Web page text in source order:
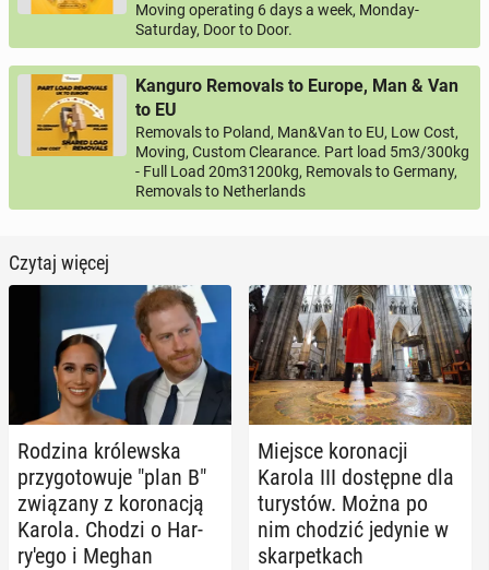
Moving operating 6 days a week, Monday-
Saturday, Door to Door.
Kanguro Removals to Europe, Man & Van
to EU
Removals to Poland, Man&Van to EU, Low Cost,
Moving, Custom Clearance. Part load 5m3/300kg
- Full Load 20m31200kg, Removals to Germany,
Removals to Netherlands
Czytaj więcej
Rodzina kró­lew­ska
przy­go­to­wu­je "plan B"
zwią­za­ny z ko­ro­na­cją
Karola. Chodzi o Har­
ry­'e­go i Meghan
Miejsce ko­ro­na­cji
Karola III do­stęp­ne dla
tu­ry­stów. Można po
nim chodzić jedynie w
skar­pet­kach